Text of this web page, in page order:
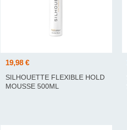
19,98 €
SILHOUETTE FLEXIBLE HOLD
MOUSSE 500ML